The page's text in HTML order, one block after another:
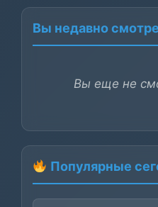
Вы недавно
Вы еще не
Популярные